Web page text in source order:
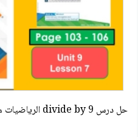
حل درس divide by 9 الرياضيات منهج انجليزي الصف الثالث